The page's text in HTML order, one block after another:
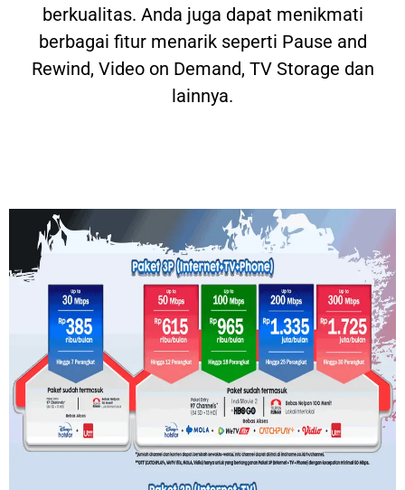
berkualitas. Anda juga dapat menikmati
berbagai fitur menarik seperti Pause and
Rewind, Video on Demand, TV Storage dan
lainnya.